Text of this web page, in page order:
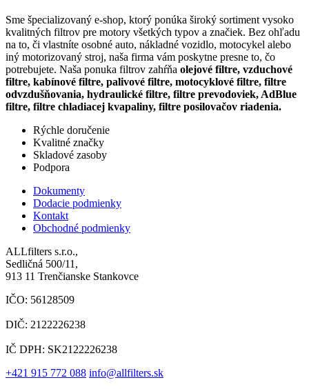
Sme špecializovaný e-shop, ktorý ponúka široký sortiment vysoko
kvalitných filtrov pre motory všetkých typov a značiek. Bez ohľadu
na to, či vlastníte osobné auto, nákladné vozidlo, motocykel alebo
iný motorizovaný stroj, naša firma vám poskytne presne to, čo
potrebujete. Naša ponuka filtrov zahŕňa olejové filtre, vzduchové
filtre, kabínové filtre, palivové filtre, motocyklové filtre, filtre
odvzdušňovania, hydraulické filtre, filtre prevodoviek, AdBlue
filtre, filtre chladiacej kvapaliny, filtre posilovačov riadenia.
Rýchle doručenie
Kvalitné značky
Skladové zasoby
Podpora
Dokumenty
Dodacie podmienky
Kontakt
Obchodné podmienky
ALLfilters s.r.o.,
Sedličná 500/11,
913 11 Trenčianske Stankovce
IČO: 56128509
DIČ: 2122226238
IČ DPH: SK2122226238
+421 915 772 088 info@allfilters.sk